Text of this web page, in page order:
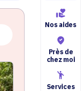
Nos aides
Près de
chez moi
Services